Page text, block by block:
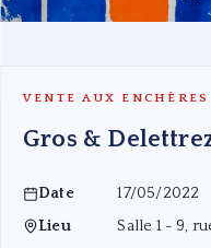
Claire PICHAUD (1935-2017) —
VENTE AUX ENCHÈRES
Gros &
Date
17/05/2022
Lieu
Salle 1 - 9,